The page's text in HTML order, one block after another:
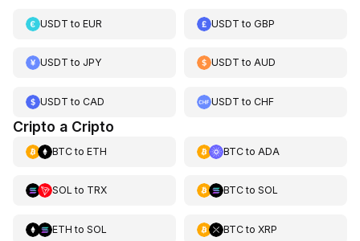
USDT to EUR USDT toGBP
USDT to JPY USDT toAUD
USDT to CAD USDT toCHF
Cripto a Cripto
BTCto ETH BTCto ADA
SOL to TRX BTCto SOL
ETH to SOL BTCto XRP